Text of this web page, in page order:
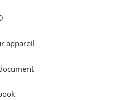
appareil